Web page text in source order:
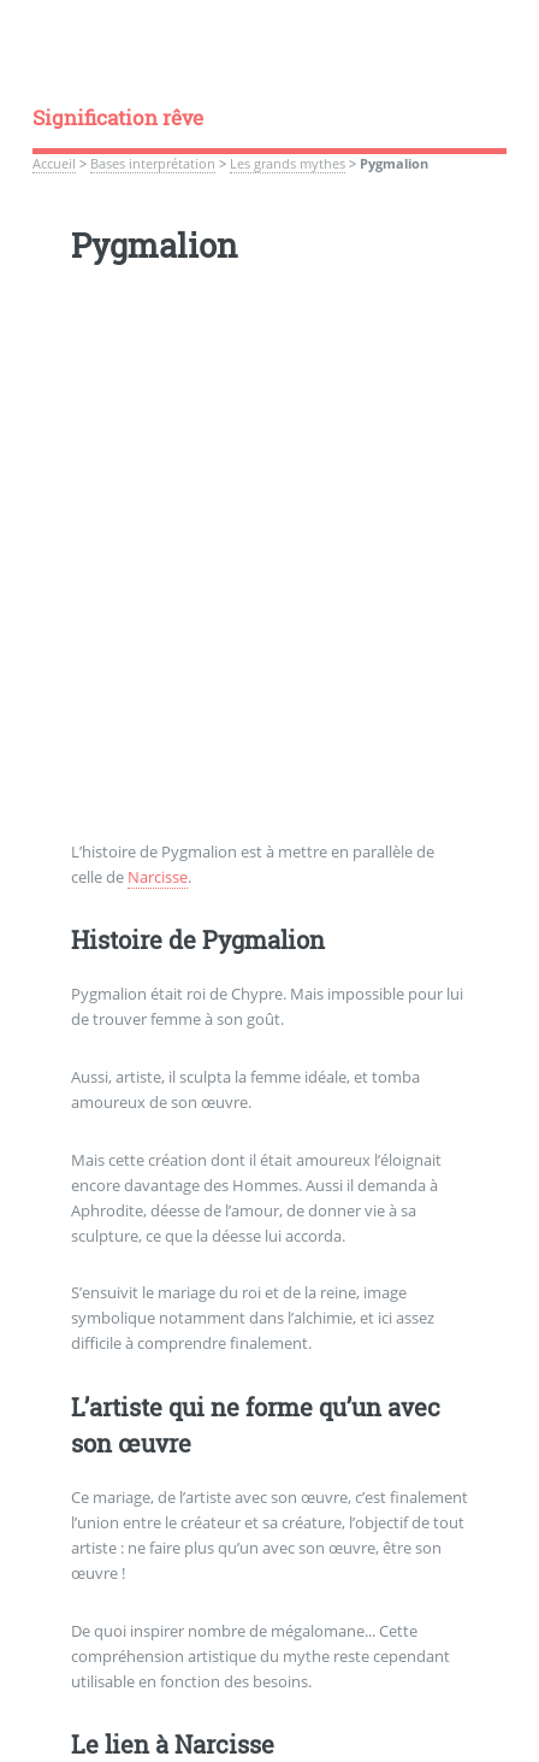
Signification rêve
Accueil > Bases interprétation > Les grands mythes> Pygmalion
Pygmalion
L’histoire de Pygmalion est à mettre en parallèle de
celle de Narcisse.
Histoire de Pygmalion
Pygmalion était roi de Chypre. Mais impossible pour lui
de trouver femme à son goût.
Aussi, artiste, il sculpta la femme idéale, et tomba
amoureux de son œuvre.
Mais cette création dont il était amoureux l’éloignait
encore davantage des Hommes. Aussi il demanda à
Aphrodite, déesse de l’amour, de donner vie à sa
sculpture, ce que la déesse lui accorda.
S’ensuivit le mariage du roi et de la reine, image
symbolique notamment dans l’alchimie, et ici assez
difficile à comprendre finalement.
L’artiste qui ne forme qu’un avec
son œuvre
Ce mariage, de l’artiste avec son œuvre, c’est finalement
l’union entre le créateur et sa créature, l’objectif de tout
artiste : ne faire plus qu’un avec son œuvre, être son
œuvre !
De quoi inspirer nombre de mégalomane... Cette
compréhension artistique du mythe reste cependant
utilisable en fonction des besoins.
Le lien à Narcisse